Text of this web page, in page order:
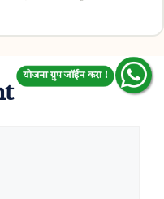
ग्रुप जॉईन करा !